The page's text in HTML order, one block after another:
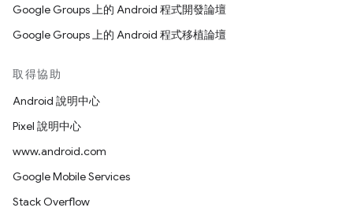
Google Groups 上的 Android 程式開發論壇
Google Groups 上的 Android 程式移植論壇
取得協助
Android 說明中心
Pixel 說明中心
www.android.com
Google Mobile Services
Stack Overflow